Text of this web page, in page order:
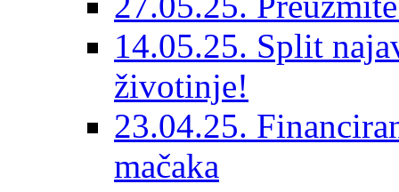
14.05.25. Split
životinje!
23.04.25.
mačaka